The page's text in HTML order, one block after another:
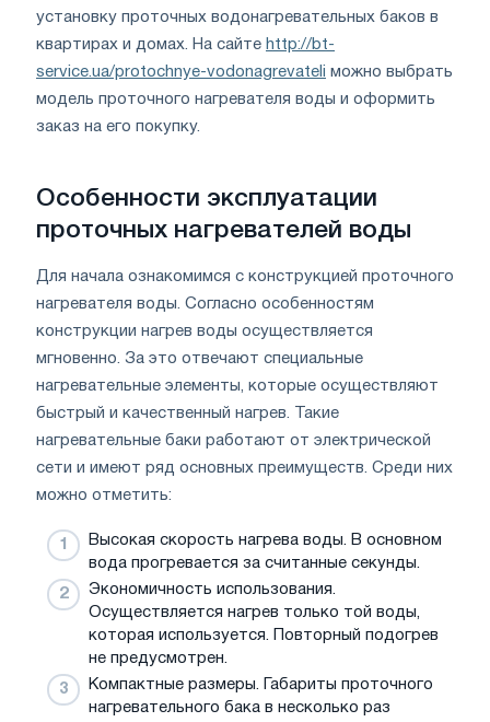
установку проточных водонагревательных баков в
квартирах и домах. На сайте http://bt-
service.ua/protochnye-vodonagrevateli можно выбрать
модель проточного нагревателя воды и оформить
заказ на его покупку.
Особенности эксплуатации
проточных нагревателей воды
Для начала ознакомимся с конструкцией проточного
нагревателя воды. Согласно особенностям
конструкции нагрев воды осуществляется
мгновенно. За это отвечают специальные
нагревательные элементы, которые осуществляют
быстрый и качественный нагрев. Такие
нагревательные баки работают от электрической
сети и имеют ряд основных преимуществ. Среди них
можно отметить:
Высокая скорость нагрева воды. В основном
вода прогревается за считанные секунды.
Экономичность использования.
Осуществляется нагрев только той воды,
которая используется. Повторный подогрев
не предусмотрен.
Компактные размеры. Габариты проточного
нагревательного бака в несколько раз